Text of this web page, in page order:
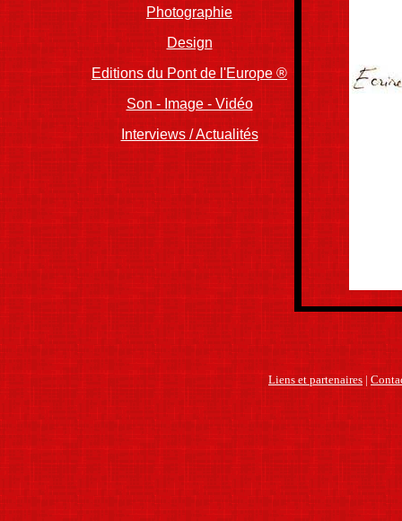
Photographie
Design
Editions du Pont de l'Europe ®
Son - Image - Vidéo
Interviews / Actualités
Liens et partenaires |